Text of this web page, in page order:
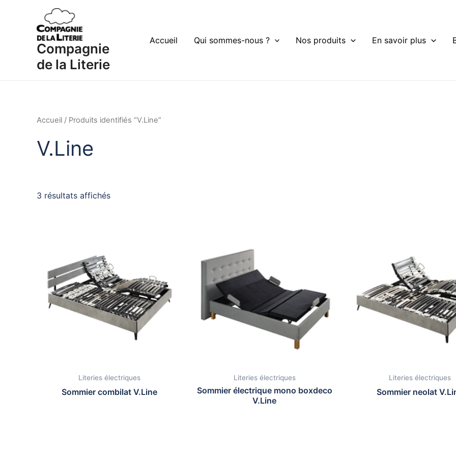
Compagnie
de la Literie
Accueil Qui sommes-nous ? Nos produits En savoir plus
Accueil / Produits identifiés “V.Line”
V.Line
3 résultats affichés
Literies électriques
Sommier combilat V.Line
Literies électriques
Sommier électrique mono boxdeco
V.Line
Literies électriques
Sommier neolat